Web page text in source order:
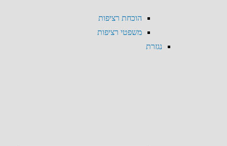
הוכחת רציפות
משפטי רציפות
נגזרת